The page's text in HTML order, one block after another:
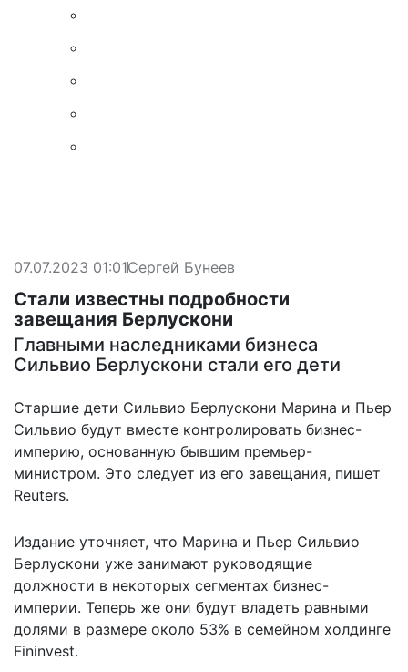
07.07.2023 01:01Сергей Бунеев
Стали известны подробности
завещания Берлускони
Главными наследниками бизнеса
Сильвио Берлускони стали его дети
Старшие дети Сильвио Берлускони Марина и Пьер
Сильвио будут вместе контролировать бизнес-
империю, основанную бывшим премьер-
министром. Это следует из его завещания, пишет
Reuters.
Издание уточняет, что Марина и Пьер Сильвио
Берлускони уже занимают руководящие
должности в некоторых сегментах бизнес-
империи. Теперь же они будут владеть равными
долями в размере около 53% в семейном холдинге
Fininvest.